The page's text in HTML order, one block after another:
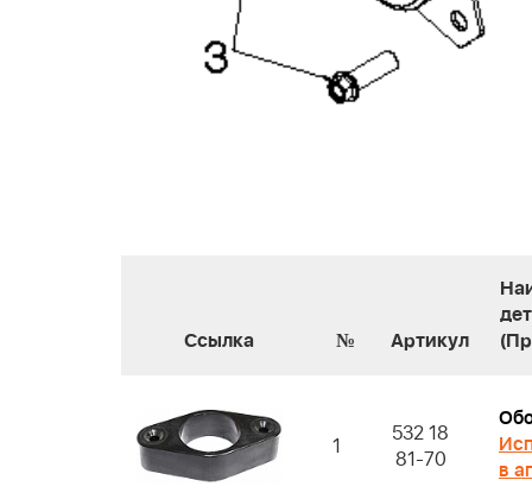
Ссылка № Артикул
1
532 18
81-70
в